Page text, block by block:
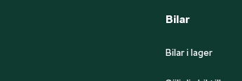
Bilar
Bilar i lager